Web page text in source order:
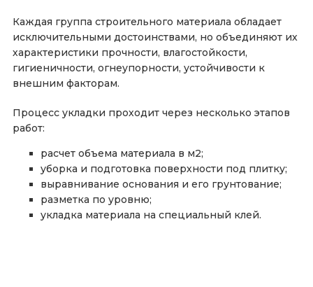
Каждая группа строительного материала обладает
исключительными достоинствами, но объединяют их
характеристики прочности, влагостойкости,
гигиеничности, огнеупорности, устойчивости к
внешним факторам.
Процесс укладки проходит через несколько этапов
работ:
расчет объема материала в м2;
уборка и подготовка поверхности под плитку;
выравнивание основания и его грунтование;
разметка по уровню;
укладка материала на специальный клей.